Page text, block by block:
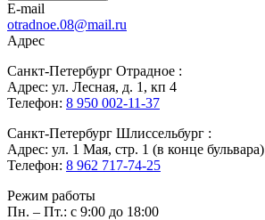
E-mail
otradnoe.08@mail.ru
Адрес
Санкт-Петербург Отрадное :
Адрес: ул. Лесная, д. 1, кп 4
Телефон: 8 950 002-11-37
Санкт-Петербург Шлиссельбург :
Адрес: ул. 1 Мая, стр. 1 (в конце бульвара)
Телефон: 8 962 717-74-25
Режим работы
Пн. – Пт.: с 9:00 до 18:00